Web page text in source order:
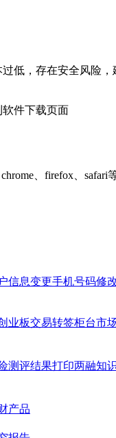
低，存在安全风险
件下载页面
、firefox、safari
信息变更手机号码修
业板交易转签柜台市
测评结果打印两融知
产品